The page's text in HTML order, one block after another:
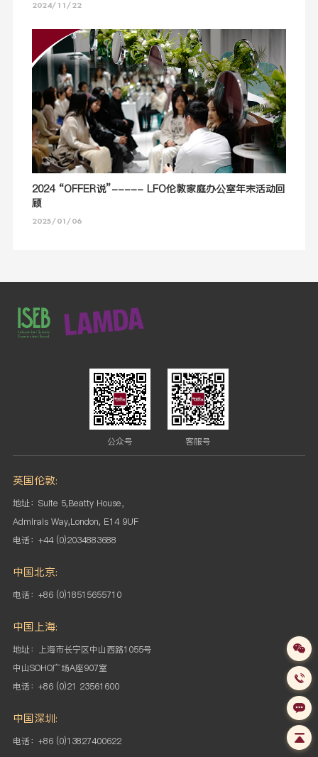
2024/11/22
2024 “OFFER说”----- LFO伦敦家庭办公室年末活动回
顾
2025/01/06
公众号 客服号
英国伦敦:
地址：Suite 5,Beatty House，
Admirals Way,London, E14 9UF
电话：+44 (0)2034883688
中国北京:
电话：+86 (0)18515655710
中国上海:
地址：上海市长宁区中山西路1055号
中山SOHO广场A座907室
电话：+86 (0)21 23561600
中国深圳:
电话：+86 (0)13827400622